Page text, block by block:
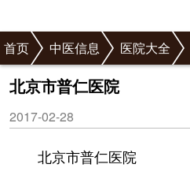
首页 中医信息 医院大全
北京市普仁医院
2017-02-28
北京市普仁医院